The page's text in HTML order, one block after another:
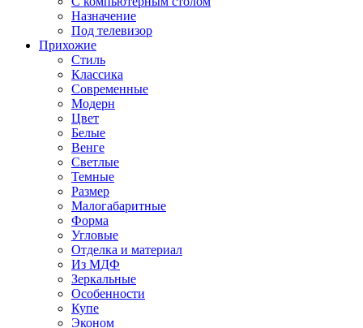
Назначение
Под телевизор
Прихожие
Стиль
Классика
Современные
Модерн
Цвет
Белые
Венге
Светлые
Темные
Размер
Малогабаритные
Форма
Угловые
Отделка и материал
Из МДФ
Зеркальные
Особенности
Купе
Эконом